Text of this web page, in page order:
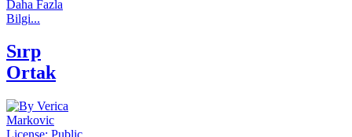
Daha Fazla
Bilgi...
Sırp
Ortak